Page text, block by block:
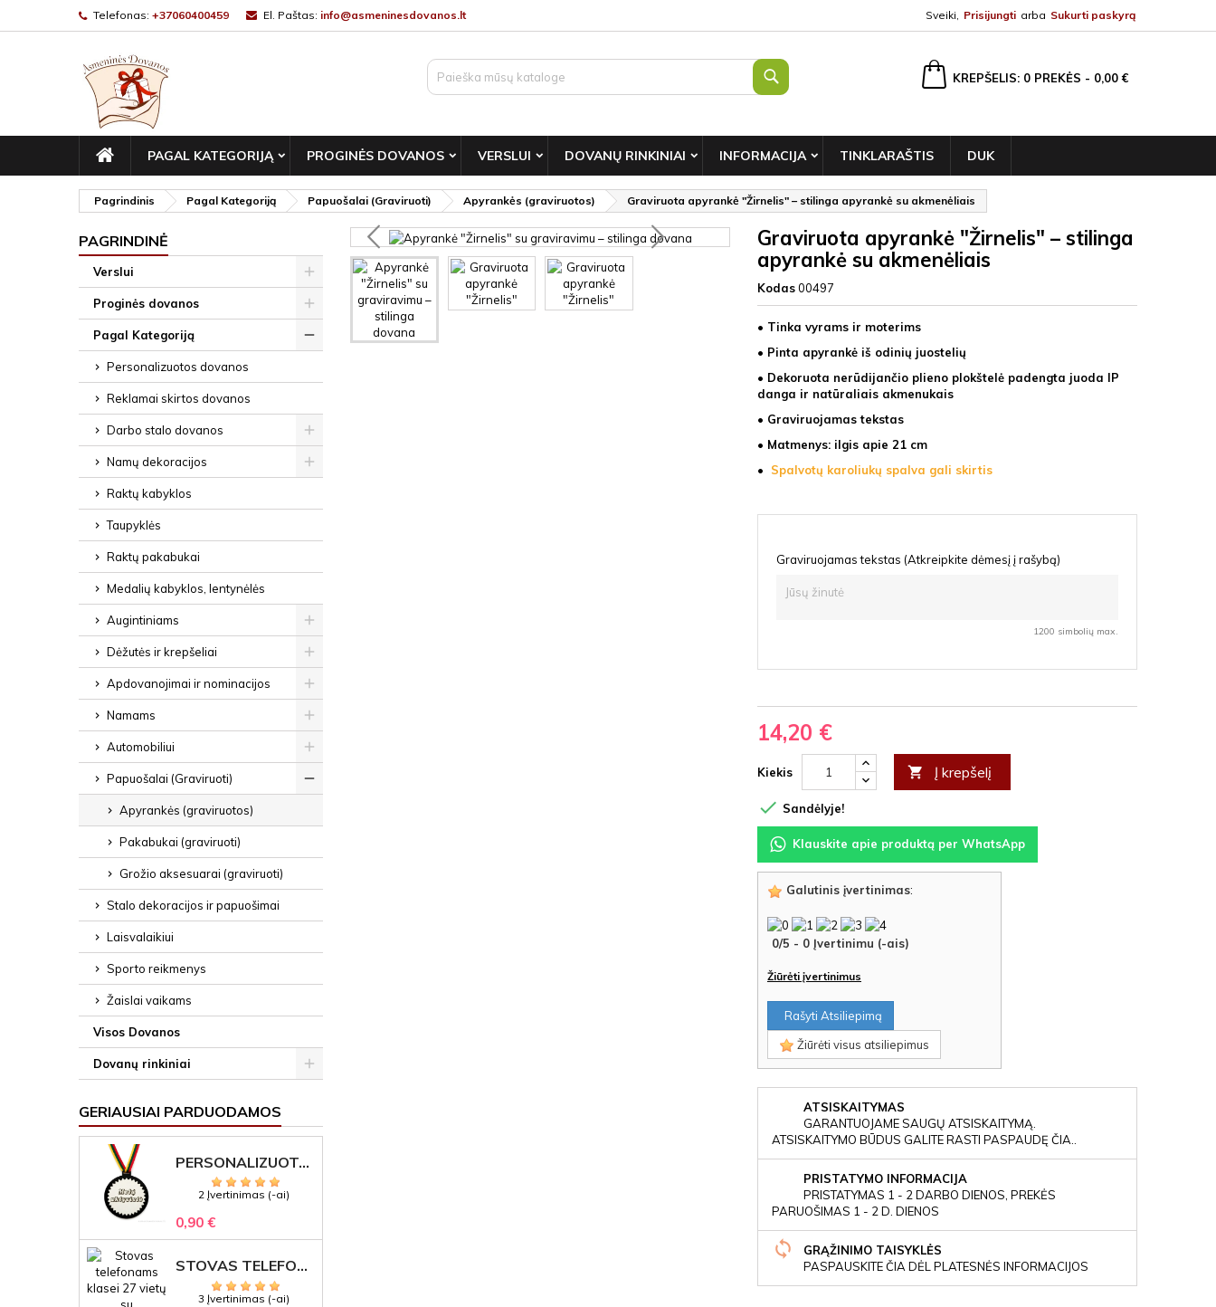
Telefonas: +37060400459 El. Paštas: info@asmeninesdovanos.lt Sveiki, Prisijungti arba Sukurti paskyrą
KREPŠELIS 0 PREKĖS - 0,00 €
PAGRINDINIS
PAGAL KATEGORIJĄ PROGINĖS DOVANOS VERSLUI DOVANŲ RINKINIAI INFORMACIJA TINKLARAŠTIS DUK
Pagrindinis Pagal Kategoriją Papuošalai (Graviruoti) Apyrankės (graviruotos) Graviruota apyrankė "Žirnelis" – stilinga apyrankė su akmenėliais
PAGRINDINĖ
Verslui
Proginės dovanos
Pagal Kategoriją
Personalizuotos dovanos
Reklamai skirtos dovanos
Darbo stalo dovanos
Namų dekoracijos
Raktų kabyklos
Taupyklės
Raktų pakabukai
Medalių kabyklos, lentynėlės
Augintiniams
Dėžutės ir krepšeliai
Apdovanojimai ir nominacijos
Namams
Automobiliui
Papuošalai (Graviruoti)
Apyrankės (graviruotos)
Pakabukai (graviruoti)
Grožio aksesuarai (graviruoti)
Stalo dekoracijos ir papuošimai
Laisvalaikiui
Sporto reikmenys
Žaislai vaikams
Visos Dovanos
Dovanų rinkiniai
GERIAUSIAI PARDUODAMOS
PERSONALIZUOTAS MEDALIS "1" SU GRAVIRUOTU TEKSTU
2 Įvertinimas (-ai)
0,90 €
STOVAS TELEFONAMS KLASEI (27 VIETOS) – GRAVIRUOJAMAS ORGANIZATORIUS
3 Įvertinimas (-ai)
Graviruota apyrankė "Žirnelis" – stilinga
apyrankė su akmenėliais
Kodas00497
• Tinka vyrams ir moterims
• Pinta apyrankė iš odinių juostelių
• Dekoruota nerūdijančio plieno plokštelė padengta juoda IP
danga ir natūraliais akmenukais
• Graviruojamas tekstas
• Matmenys: ilgis apie 21 cm
• Spalvotų karoliukų spalva gali skirtis
Graviruojamas tekstas (Atkreipkite dėmesį į rašybą)
1200 simbolių max.
14,20 €
Kiekis  Į krepšelį
 Sandėlyje!
Klauskite apie produktą per WhatsApp
Galutinis įvertinimas:
0/5 - 0 Įvertinimu (-ais)
Žiūrėti įvertinimus
Rašyti Atsiliepimą
Žiūrėti visus atsiliepimus
ATSISKAITYMAS
GARANTUOJAME SAUGŲ ATSISKAITYMĄ.
ATSISKAITYMO BŪDUS GALITE RASTI PASPAUDĘ ČIA..
PRISTATYMO INFORMACIJA
PRISTATYMAS 1 - 2 DARBO DIENOS, PREKĖS
PARUOŠIMAS 1 - 2 D. DIENOS
GRĄŽINIMO TAISYKLĖS
PASPAUSKITE ČIA DĖL PLATESNĖS INFORMACIJOS